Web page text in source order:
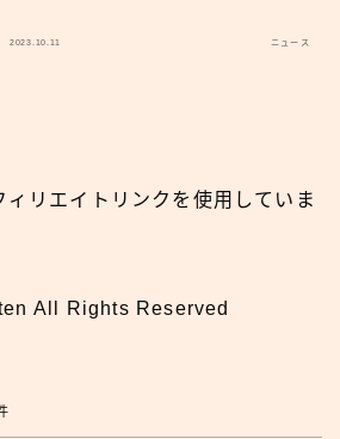
2023.10.11 ニュース
ィリエイトリンクを使用していま
All Rights Reserved